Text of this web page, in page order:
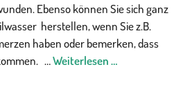
Ebenso können Sie sich ganz
herstellen, wenn Sie z.B.
haben oder bemerken, dass
…Weiterlesen …